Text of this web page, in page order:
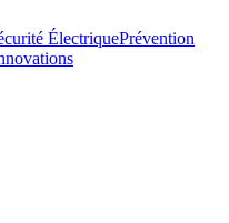
ÉlectriquePrévention